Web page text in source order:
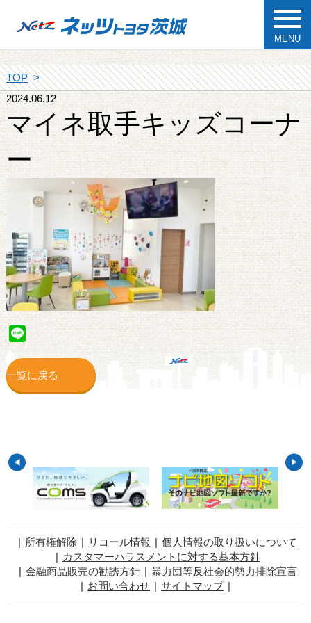
MENU
TOP
2024.06.12
マイネ取手キッズコーナ
ー
Line
一覧に戻る
所有権解除 リコール情報
個人情報の取り扱いについて
カスタマーハラスメントに対する基本方針
金融商品販売の勧誘方針
暴力団等反社会的勢力排除宣言
お問い合わせ
サイトマップ